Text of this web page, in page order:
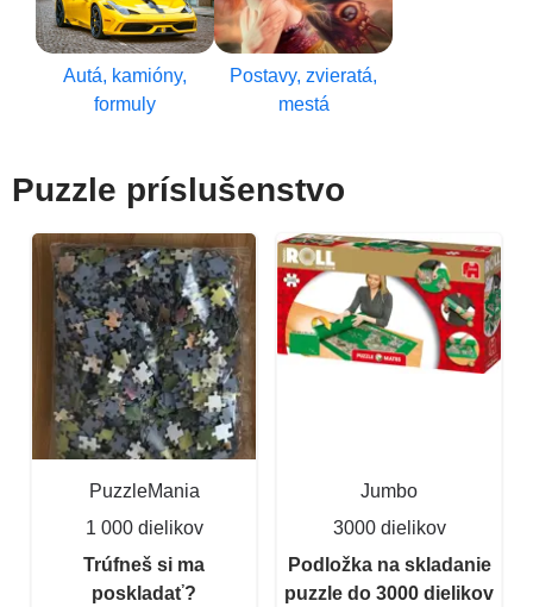
Autá, kamióny,
formuly
Postavy, zvieratá,
mestá
Puzzle príslušenstvo
PuzzleMania
1 000 dielikov
Trúfneš si ma
poskladať?
Jumbo
3000 dielikov
Podložka na skladanie
puzzle do 3000 dielikov